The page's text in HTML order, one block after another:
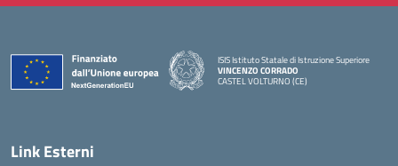
ISIS Istituto Statale di Istruzione Superiore
VINCENZO CORRADO
CASTEL VOLTURNO (CE)
Link Esterni